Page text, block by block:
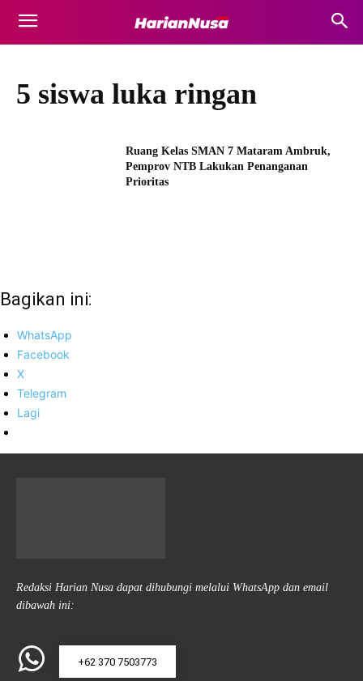
5 siswa luka ringan
Ruang Kelas SMAN 7 Mataram Ambruk,
Pemprov NTB Lakukan Penanganan
Prioritas
Bagikan ini:
WhatsApp
Facebook
X
Telegram
Lagi
Redaksi Harian Nusa dapat dihubungi melalui WhatsApp dan email
dibawah ini:
+62 370 7503773